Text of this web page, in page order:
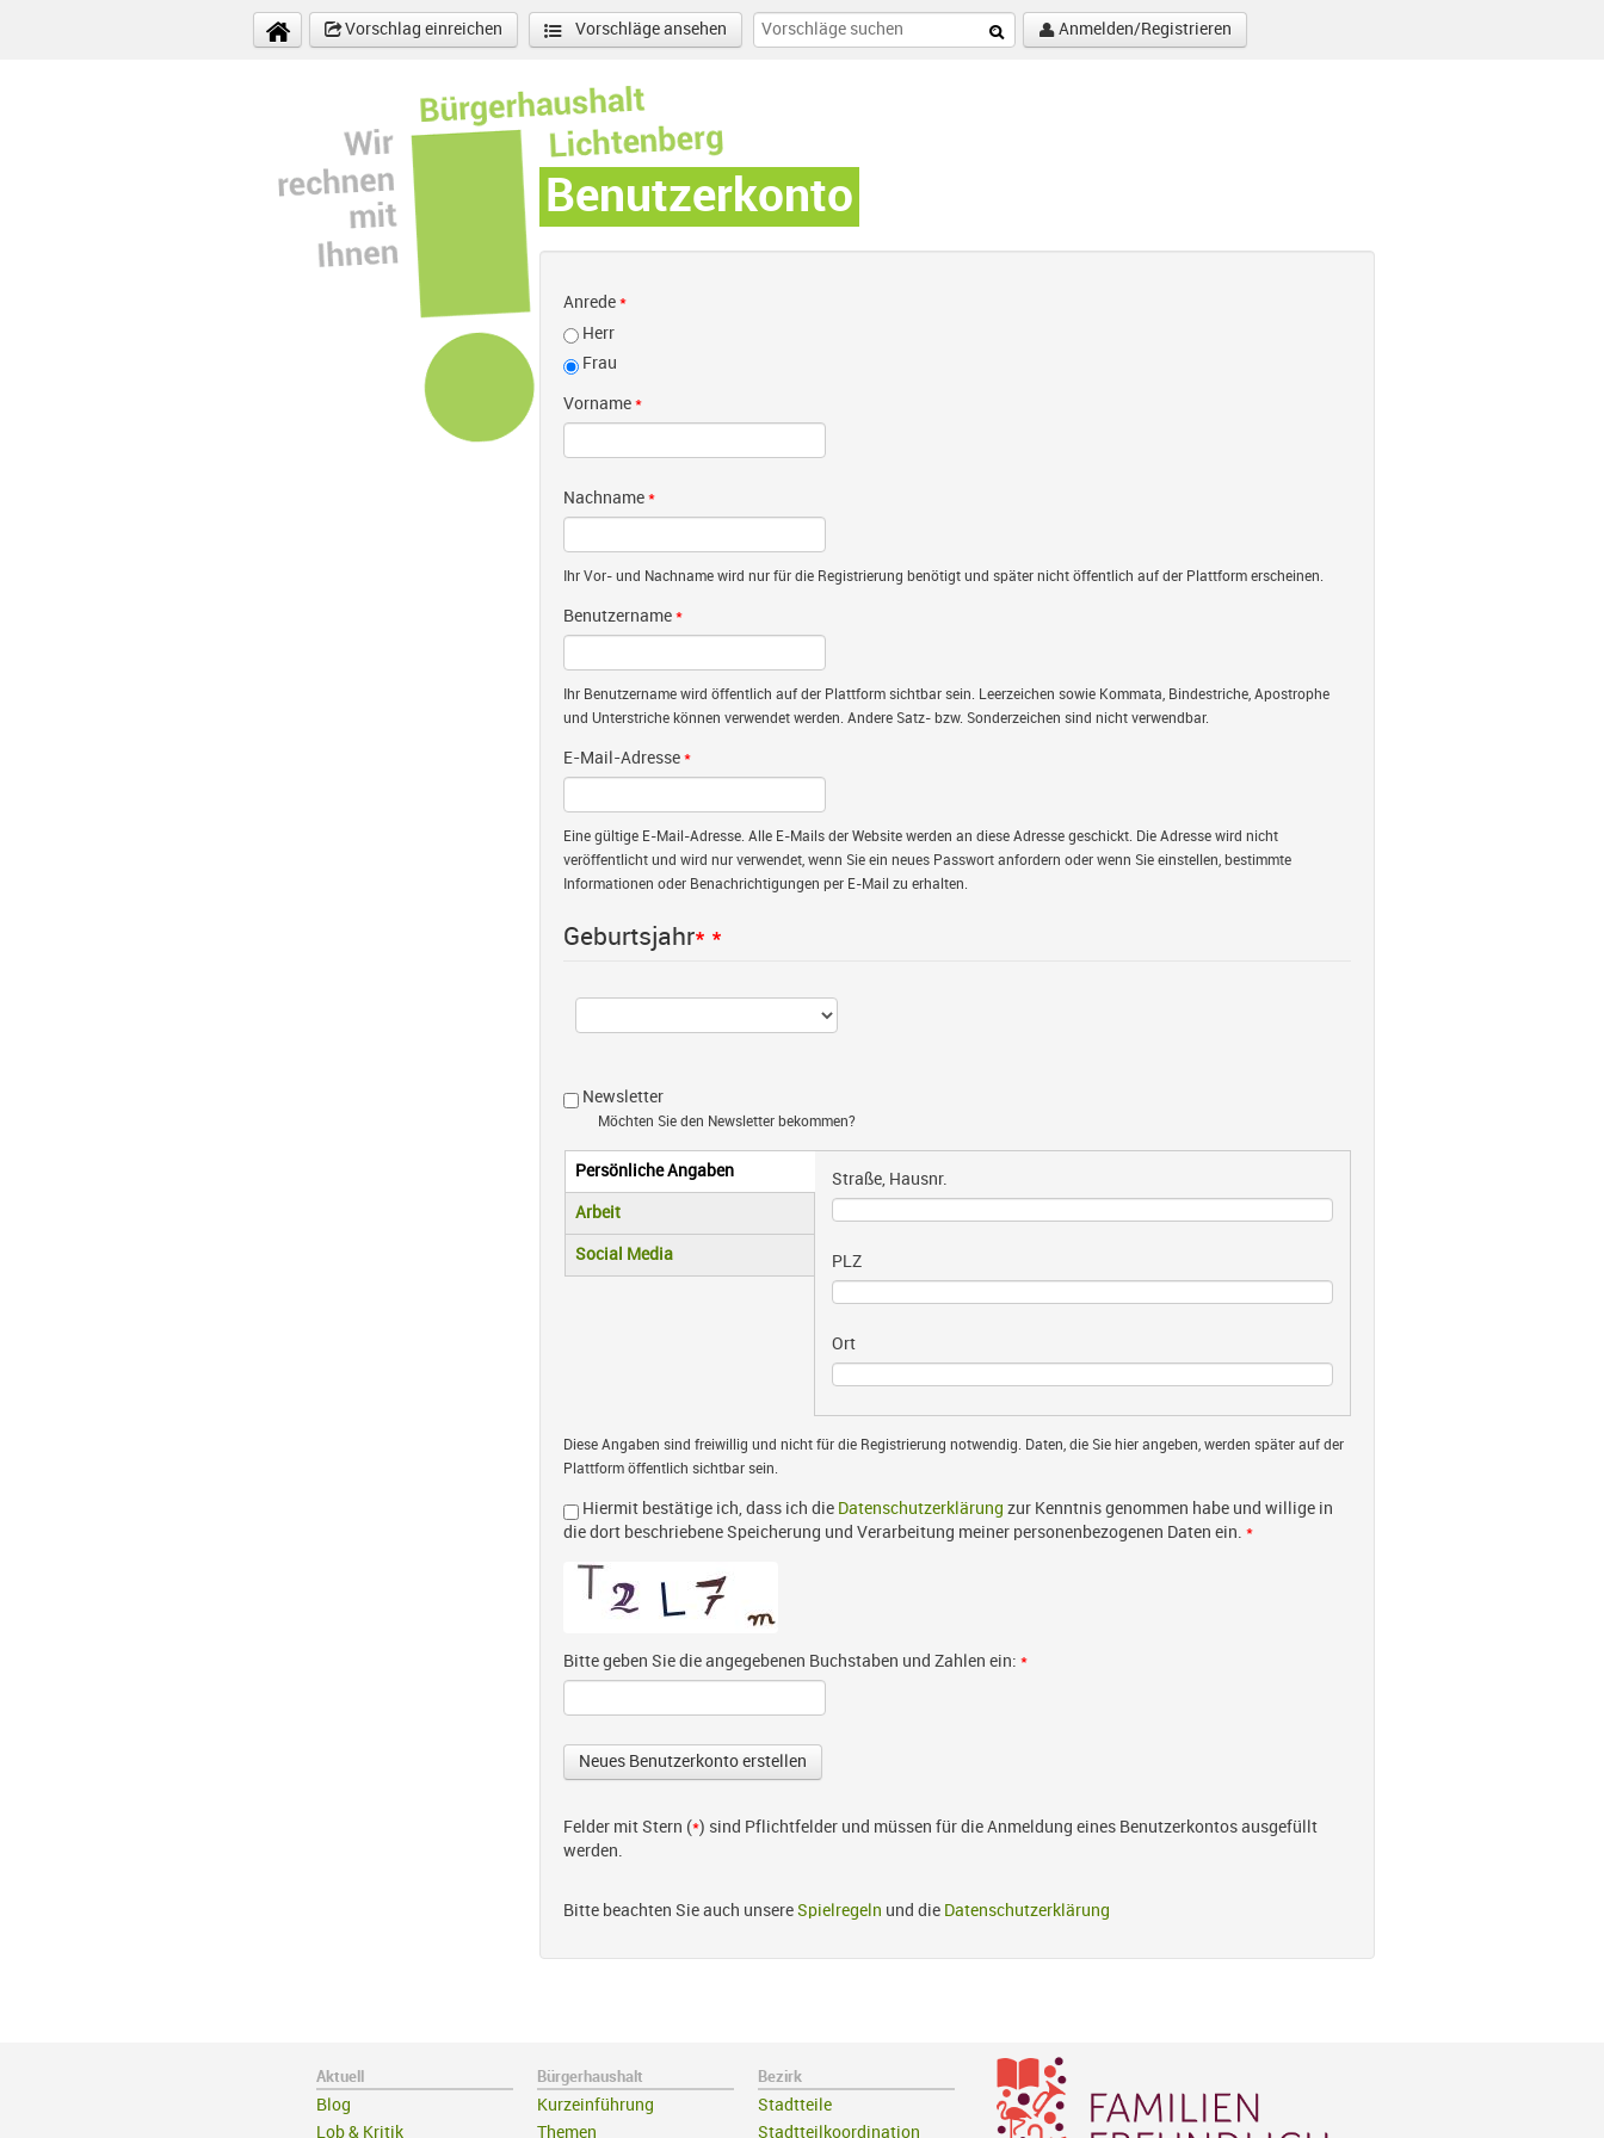
Vorschlag einreichen
Vorschläge ansehen Anmelden/Registrieren
Benutzerkonto
Anrede *
Herr
Frau
Vorname *
Nachname *
Ihr Vor- und Nachname wird nur für die Registrierung benötigt und später nicht öffentlich auf der Plattform erscheinen.
Benutzername *
Ihr Benutzername wird öffentlich auf der Plattform sichtbar sein. Leerzeichen sowie Kommata, Bindestriche, Apostrophe
und Unterstriche können verwendet werden. Andere Satz- bzw. Sonderzeichen sind nicht verwendbar.
E-Mail-Adresse *
Eine gültige E-Mail-Adresse. Alle E-Mails der Website werden an diese Adresse geschickt. Die Adresse wird nicht
veröffentlicht und wird nur verwendet, wenn Sie ein neues Passwort anfordern oder wenn Sie einstellen, bestimmte
Informationen oder Benachrichtigungen per E-Mail zu erhalten.
Geburtsjahr* *
Newsletter
Möchten Sie den Newsletter bekommen?
Vertikale Reiter
Persönliche Angaben
(aktiver Reiter)
Arbeit
Social Media
Straße, Hausnr.
PLZ
Ort
Diese Angaben sind freiwillig und nicht für die Registrierung notwendig. Daten, die Sie hier angeben, werden später auf der
Plattform öffentlich sichtbar sein.
Hiermit bestätige ich, dass ich die Datenschutzerklärung zur Kenntnis genommen habe und willige in
die dort beschriebene Speicherung und Verarbeitung meiner personenbezogenen Daten ein. *
Bitte geben Sie die angegebenen Buchstaben und Zahlen ein: *
Felder mit Stern (*) sind Pflichtfelder und müssen für die Anmeldung eines Benutzerkontos ausgefüllt
werden.
Bitte beachten Sie auch unsere Spielregeln und die Datenschutzerklärung
Aktuell
Blog
Lob & Kritik
Bürgerhaushalt
Kurzeinführung
Themen
Bezirk
Stadtteile
Stadtteilkoordination